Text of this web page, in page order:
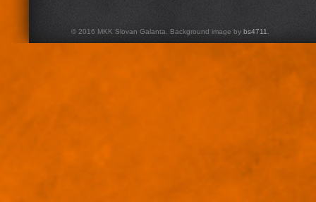
© 2016 MKK Slovan Galanta. Background image by bs4711